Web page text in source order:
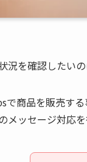
況を確認したい
で商品を販売す
メッセージ対応